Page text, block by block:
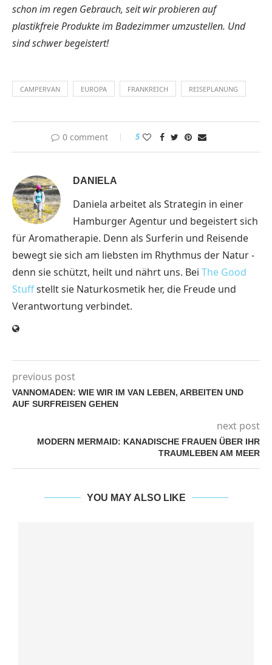
schon im regen Gebrauch, seit wir probieren auf
plastikfreie Produkte im Badezimmer umzustellen. Und
sind schwer begeistert!
CAMPERVAN EUROPA FRANKREICH REISEPLANUNG
0 comment 5
DANIELA
Daniela arbeitet als Strategin in einer
Hamburger Agentur und begeistert sich
für Aromatherapie. Denn als Surferin und Reisende
bewegt sie sich am liebsten im Rhythmus der Natur -
denn sie schützt, heilt und nährt uns. Bei The Good
Stuffstellt sie Naturkosmetik her, die Freude und
Verantwortung verbindet.
previous post
VANNOMADEN: WIE WIR IM VAN LEBEN, ARBEITEN UND
AUF SURFREISEN GEHEN
next post
MODERN MERMAID: KANADISCHE FRAUEN ÜBER IHR
TRAUMLEBEN AM MEER
YOU MAY ALSO LIKE